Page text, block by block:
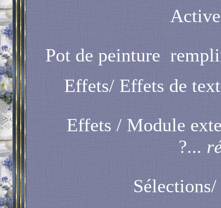
Pot de peinture
Effets/ Effets de
Effets / Module
?...